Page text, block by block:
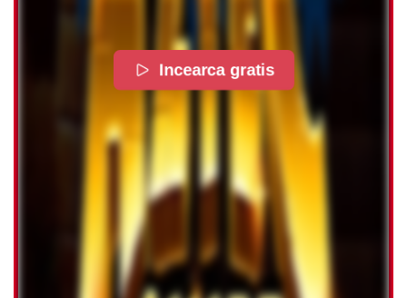
Incearca gratis